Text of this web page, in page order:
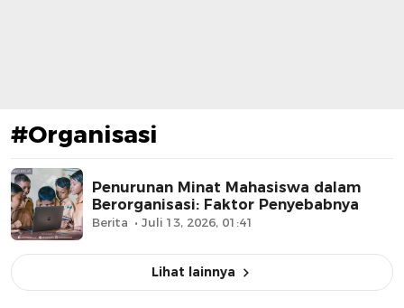
#Organisasi
Penurunan Minat Mahasiswa dalam
Berorganisasi: Faktor Penyebabnya
Berita Juli 13, 2026, 01:41
Lihat lainnya